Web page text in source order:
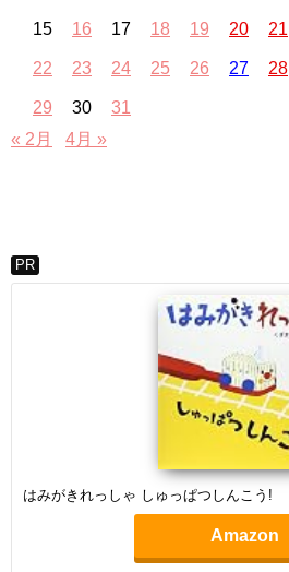
15 16 17 18 19 20 21
22 23 24 25 26 27 28
29 30
31
« 2月
4月 »
PR
はみがきれっしゃ しゅっぱつしんこう!
Amazon